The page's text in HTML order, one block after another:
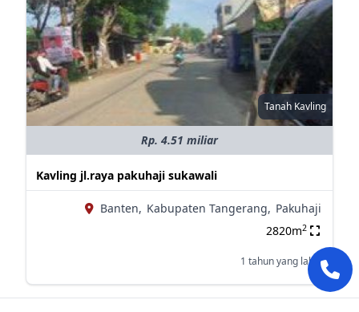
Tanah Kavling
Rp. 4.51 miliar
Kavling jl.raya pakuhaji sukawali
Banten, Kabupaten Tangerang, Pakuhaji
2820m2
1 tahun yang lalu